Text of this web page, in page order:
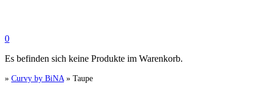
0
Es befinden sich keine Produkte im Warenkorb.
» Curvy by BiNA » Taupe